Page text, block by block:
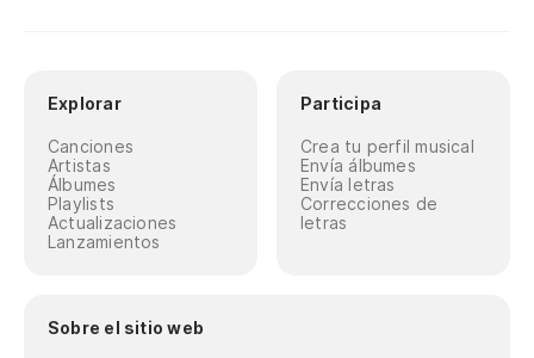
Explorar
Canciones
Artistas
Álbumes
Playlists
Actualizaciones
Lanzamientos
Participa
Crea tu perfil musical
Envía álbumes
Envía letras
Correcciones de
letras
Sobre el sitio web